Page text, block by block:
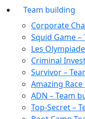
Team building
Corporate
Squid Game
Les
Criminal
Survivor –
Amazing
ADN – Team
Top-Secret –